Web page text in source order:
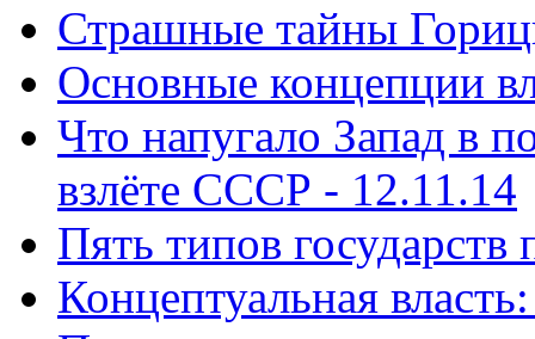
Страшные тайны
Основные концепции
Что напугало Запад в
взлёте СССР - 12.11.14
Пять типов
Концептуальная